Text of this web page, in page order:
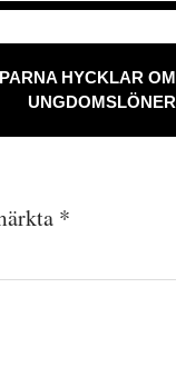
HYCKLAR OM
UNGDOMSLÖNER
*